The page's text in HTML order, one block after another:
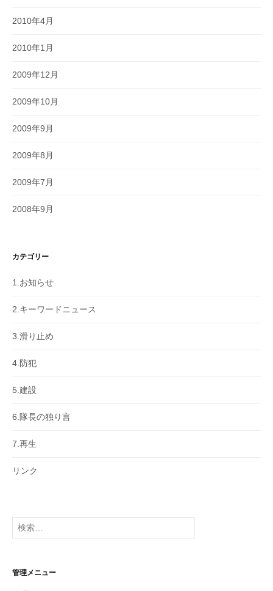
2010年4月
2010年1月
2009年12月
2009年10月
2009年9月
2009年8月
2009年7月
2008年9月
カテゴリー
1.お知らせ
2.キーワードニュース
3.滑り止め
4.防犯
5.建設
6.隊長の独り言
7.再生
リンク
検
索:
管理メニュー